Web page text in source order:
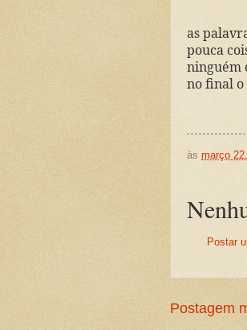
as
pouca
ninguém
no final
às março
Postar
Postagem